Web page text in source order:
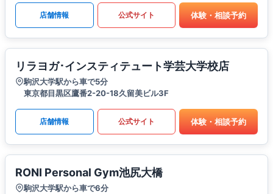
店舗情報 公式サイト 体験・相談予約
リラヨガ･インスティテュート学芸大学校店
駒沢大学駅から車で5分
東京都目黒区鷹番2-20-18久留美ビル3F
店舗情報 公式サイト 体験・相談予約
RONI Personal Gym池尻大橋
駒沢大学駅から車で6分